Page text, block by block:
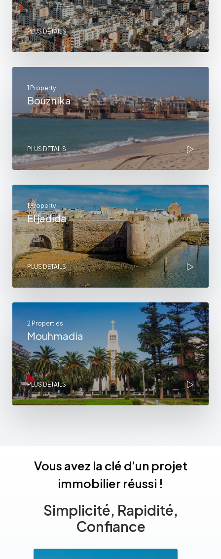
PLUS DETAILS
1 Property
Bouznika
PLUS DETAILS
1 Property
El jadida
PLUS DETAILS
2 Properties
Mouhmadia
PLUS DETAILS
Vous avez la clé d'un projet
immobilier réussi !
Simplicité, Rapidité,
Confiance